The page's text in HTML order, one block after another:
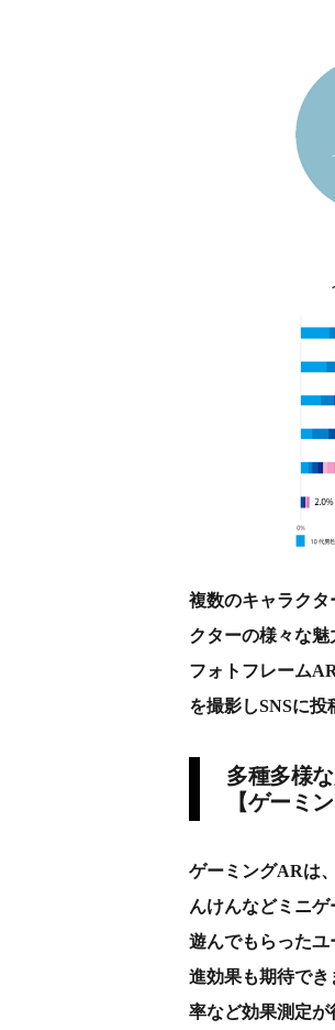
複数のキャラク
クターの様々な魅
フォトフレーム
を撮影しSNSに投
多種多様
【ゲーミ
ゲーミングARは
んけんなどミニゲ
遊んでもらった
進効果も期待でき
率など効果測定が